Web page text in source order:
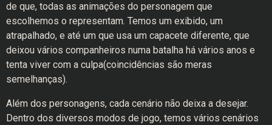
de que, todas as animações do personagem que
escolhemos o representam. Temos um exibido, um
atrapalhado, e até um que usa um capacete diferente, que
deixou vários companheiros numa batalha há vários anos e
tenta viver com a culpa(coincidências são meras
semelhanças).
Além dos personagens, cada cenário não deixa a desejar.
Dentro dos diversos modos de jogo, temos vários cenários